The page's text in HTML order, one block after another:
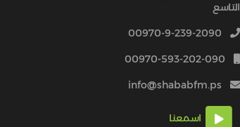
التاسع
00970-9-239-2090
00970-593-202-090
info@shababfm.ps
اسمعنا